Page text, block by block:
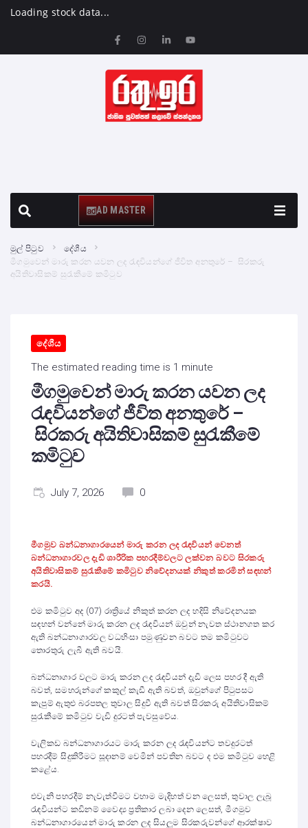
Loading stock data...
AD MASTER
මුල් පිටුව
දේශීය
මීගමුවෙන් මාරු කරන යවන ලද රැඳවියන්ගේ ජීවිත අනතුරේ – සිරකරු
අයිතිවාසිකම් සුරැකීමේ කමිටුව
දේශීය
The estimated reading time is 1 minute
මීගමුවෙන් මාරු කරන යවන ලද
රැඳවියන්ගේ ජීවිත අනතුරේ –
සිරකරු අයිතිවාසිකම් සුරැකීමේ
කමිටුව
July 7, 2026 0
මීගමුව බන්ධනාගාරයෙන් මාරු කරන ලද රැඳවියන් වෙනත්
බන්ධනාගාරවල දැඩි ශාරීරික පහරදීම්වලට ලක්වන බවට සිරකරු
අයිතිවාසිකම් සුරැකීමේ කමිටුව නිවේදනයක් නිකුත් කරමින් සඳහන්
කරයි.
එම කමිටුව අද (07) රාත්‍රියේ නිකුත් කරන ලද හදිසි නිවේදනයක
සඳහන් වන්නේ මාරු කරන ලද රැඳවියන් ඔවුන් නැවත ස්ථානගත කර
ඇති බන්ධනාගාරවල වධහිංසා පමුණුවන බවට තම කමි‌ටුවට
තොරතුරු ලැබී ඇති බවයි.
බන්ධනාගාර වලට මාරු කරන ලද රැඳවියන් දැඩි ලෙස පහර දී ඇති
බවත්, සමහරුන්ගේ කකුල් කැඩී ඇති බවත්, ඔවුන්ගේ පිටුපසට
කැපුම් ඇතුළු බරපතල තුවාල සිදුවී ඇති බවත් සිරකරු අයිතිවාසිකම්
සුරැකීමේ කමිටුව වැඩි දුරටත් පැවසුවේය.
වැලිකඩ බන්ධනාගාරයට මාරු කරන ලද රැඳවියන්ට තවදුරටත්
පහරදීම් සිදුකිරීමට සූදානම් වෙමින් පවතින බවට ද එම කමිටුව හෙළි
කළේය.
එවැනි පහරදීම් නැවැත්වීමට වහාම මැදිහත් වන ලෙසත්, තුවාල ලැබූ
රැඳවියන්ට කඩිනම් වෛද්‍ය ප්‍රතිකාර ලබා දෙන ලෙසත්, මීගමුව
බන්ධනාගාරයෙන් මාරු කරන ලද සියලුම සිරකරුවන්ගේ ආරක්ෂාව